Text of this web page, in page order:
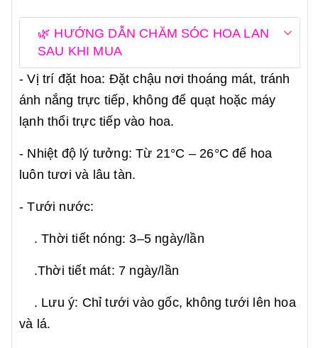
🌿 HƯỚNG DẪN CHĂM SÓC HOA LAN
SAU KHI MUA
- Vị trí đặt hoa: Đặt chậu nơi thoáng mát, tránh
ánh nắng trực tiếp, không để quạt hoặc máy
lạnh thổi trực tiếp vào hoa.
- Nhiệt độ lý tưởng: Từ 21°C – 26°C để hoa
luôn tươi và lâu tàn.
- Tưới nước:
. Thời tiết nóng: 3–5 ngày/lần
.Thời tiết mát: 7 ngày/lần
. Lưu ý: Chỉ tưới vào gốc, không tưới lên hoa
và lá.